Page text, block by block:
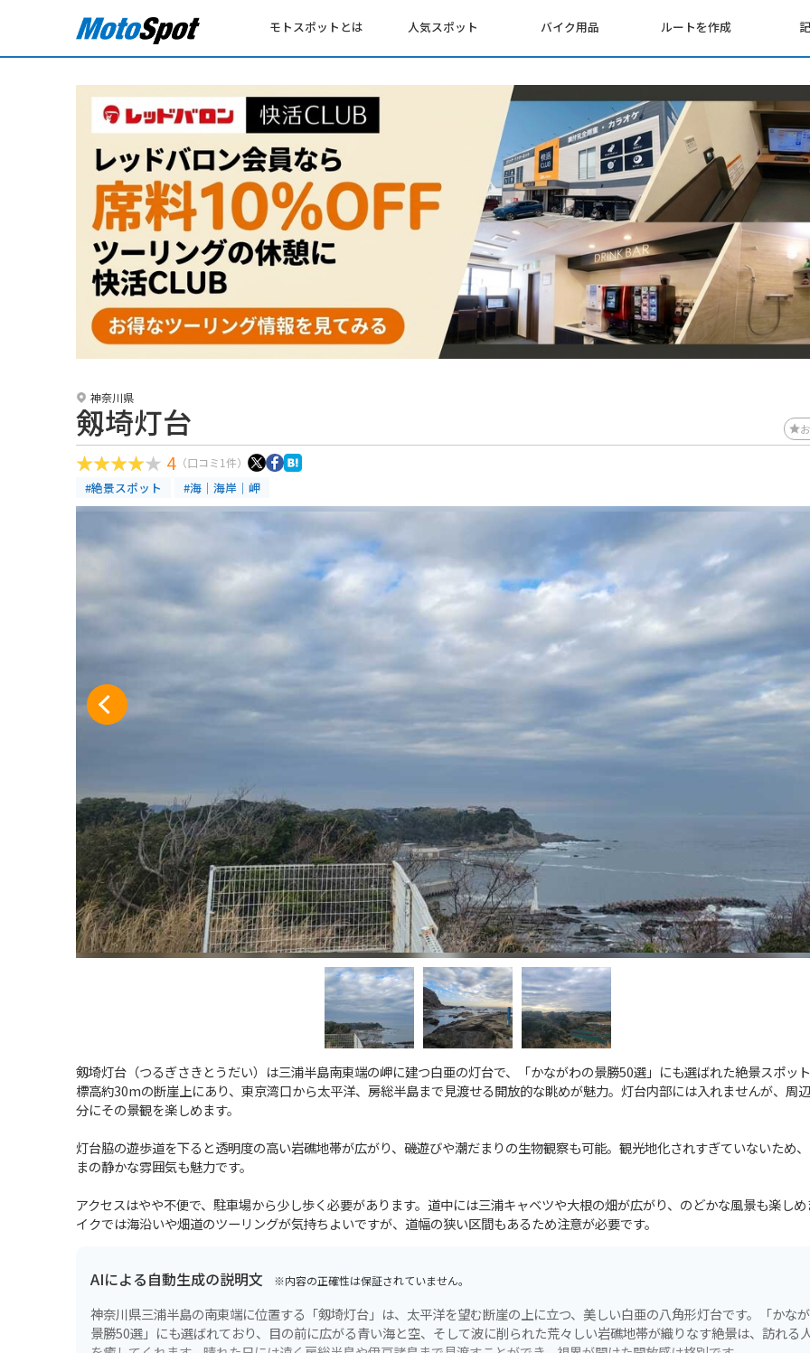
モトスポットとは 人気スポット バイク用品 ルートを作成
神奈川県
剱埼灯台
4 （口コミ1件）
#絶景スポット #海｜海岸｜岬
剱埼灯台（つるぎさきとうだい）は三浦半島南東端の岬に建つ白亜の灯台で、「かながわの景勝50選」にも選ばれた絶景スポット
標高約30mの断崖上にあり、東京湾口から太平洋、房総半島まで見渡せる開放的な眺めが魅力。灯台内部には入れませんが、周
分にその景観を楽しめます。
灯台脇の遊歩道を下ると透明度の高い岩礁地帯が広がり、磯遊びや潮だまりの生物観察も可能。観光地化されすぎていないため
まの静かな雰囲気も魅力です。
アクセスはやや不便で、駐車場から少し歩く必要があります。道中には三浦キャベツや大根の畑が広がり、のどかな風景も楽しめ
イクでは海沿いや畑道のツーリングが気持ちよいですが、道幅の狭い区間もあるため注意が必要です。
AIによる自動生成の説明文 ※内容の正確性は保証されていません。
神奈川県三浦半島の南東端に位置する「剱埼灯台」は、太平洋を望む断崖の上に立つ、美しい白亜の八角形灯台です。「かな
景勝50選」にも選ばれており、目の前に広がる青い海と空、そして波に削られた荒々しい岩礁地帯が織りなす絶景は、訪れる